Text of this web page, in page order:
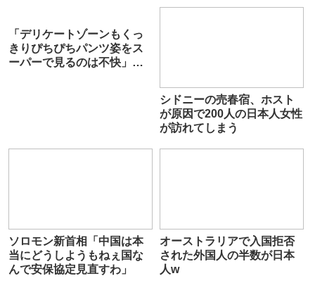
「デリケートゾーンもくっ
きりぴちぴちパンツ姿をス
ーパーで見るのは不快」発
シドニーの売春宿、ホスト
が原因で200人の日本人女性
が訪れてしまう
ソロモン新首相「中国は本
当にどうしようもねぇ国な
んで安保協定見直すわ」
オーストラリアで入国拒否
された外国人の半数が日本
人w